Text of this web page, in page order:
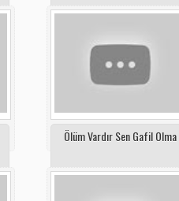
Ölüm Vardır Sen Gafil Olma